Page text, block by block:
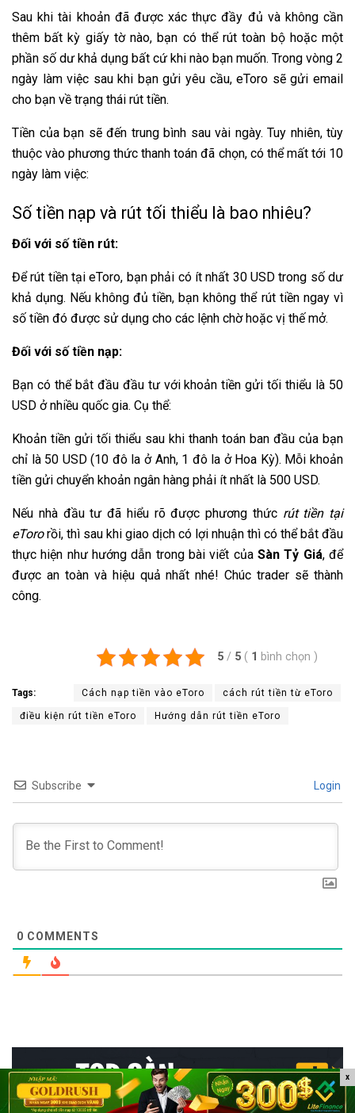
Sau khi tài khoản đã được xác thực đầy đủ và không cần
thêm bất kỳ giấy tờ nào, bạn có thể rút toàn bộ hoặc một
phần số dư khả dụng bất cứ khi nào bạn muốn. Trong vòng 2
ngày làm việc sau khi bạn gửi yêu cầu, eToro sẽ gửi email
cho bạn về trạng thái rút tiền.
Tiền của bạn sẽ đến trung bình sau vài ngày. Tuy nhiên, tùy
thuộc vào phương thức thanh toán đã chọn, có thể mất tới 10
ngày làm việc:
Số tiền nạp và rút tối thiểu là bao nhiêu?
Đối với số tiền rút:
Để rút tiền tại eToro, bạn phải có ít nhất 30 USD trong số dư
khả dụng. Nếu không đủ tiền, bạn không thể rút tiền ngay vì
số tiền đó được sử dụng cho các lệnh chờ hoặc vị thế mở.
Đối với số tiền nạp:
Bạn có thể bắt đầu đầu tư với khoản tiền gửi tối thiểu là 50
USD ở nhiều quốc gia. Cụ thể:
Khoản tiền gửi tối thiểu sau khi thanh toán ban đầu của bạn
chỉ là 50 USD (10 đô la ở Anh, 1 đô la ở Hoa Kỳ). Mỗi khoản
tiền gửi chuyển khoản ngân hàng phải ít nhất là 500 USD.
Nếu nhà đầu tư đã hiểu rõ được phương thức rút tiền tại
eTororồi, thì sau khi giao dịch có lợi nhuận thì có thể bắt đầu
thực hiện như hướng dẫn trong bài viết củaSàn Tỷ Giá, để
được an toàn và hiệu quả nhất nhé! Chúc trader sẽ thành
công.
5 / 5 ( 1 bình chọn )
Tags: Cách nạp tiền vào eToro cách rút tiền từ eToro
điều kiện rút tiền eToro Hướng dẫn rút tiền eToro
Subscribe Login
0 COMMENTS
x